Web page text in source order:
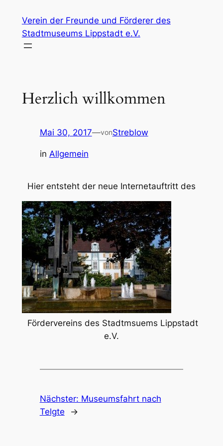
Inhalt
springen
Verein der Freunde und Förderer des
Stadtmuseums Lippstadt e.V.
Herzlich willkommen
Mai 30, 2017—vonStreblow
in Allgemein
Hier entsteht der neue Internetauftritt des
Fördervereins des Stadtmsuems Lippstadt
e.V.
Nächster: Museumsfahrt nach
Telgte
→